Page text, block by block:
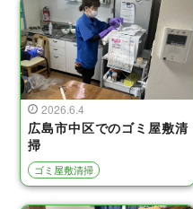
2026.6.4
広島市中区でのゴミ屋敷清
掃
ゴミ屋敷清掃